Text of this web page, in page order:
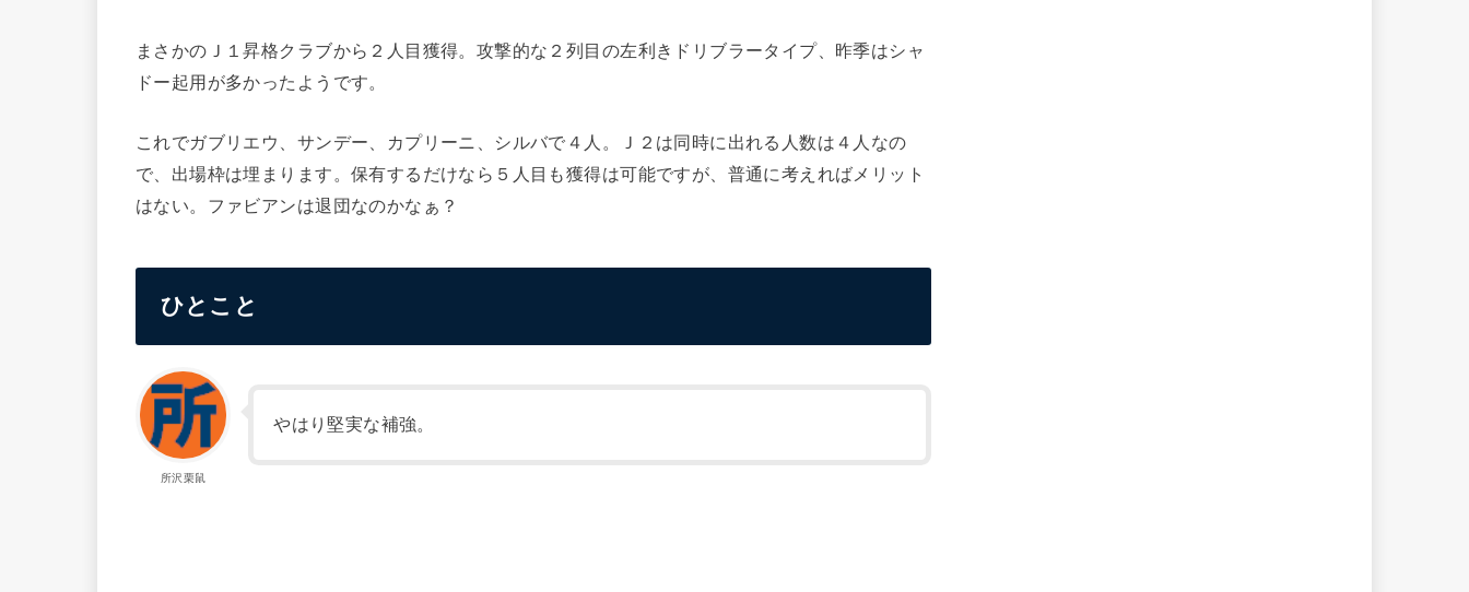
まさかのＪ１昇格クラブから２人目獲得。攻撃的な２列目の左利きドリブラータイプ、昨季はシャ
ドー起用が多かったようです。
これでガブリエウ、サンデー、カプリーニ、シルバで４人。Ｊ２は同時に出れる人数は４人なの
で、出場枠は埋まります。保有するだけなら５人目も獲得は可能ですが、普通に考えればメリット
はない。ファビアンは退団なのかなぁ？
ひとこと
所沢栗鼠
やはり堅実な補強。